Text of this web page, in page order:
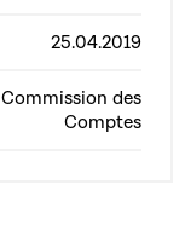
25.04.2019
Commission des
Comptes